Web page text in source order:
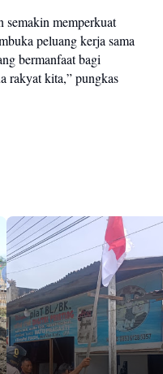
semakin memperkuat
peluang kerja sama
bermanfaat bagi
rakyat kita,” pungkas